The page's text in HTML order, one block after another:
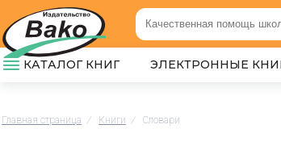
КАТАЛОГ КНИГ ЭЛЕКТРОННЫЕ
Главная страница / Книги / Словари